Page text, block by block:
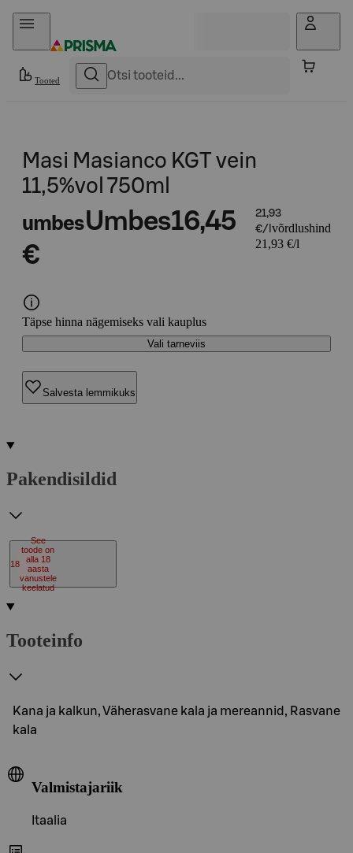
Otse sisu juurde
Tooted
Masi Masianco KGT vein
11,5%vol 750ml
umbesUmbes16,45
€
21,93
€/l võrdlushind
21,93 €/l
Täpse hinna nägemiseks vali kauplus
Vali tarneviis
Salvesta lemmikuks
Pakendisildid
18
See
toode on
alla 18
aasta
vanustele
keelatud
Tooteinfo
Kana ja kalkun, Väherasvane kala ja mereannid, Rasvane
kala
Valmistajariik
Itaalia